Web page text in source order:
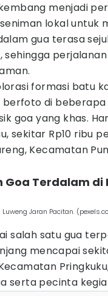
menjadi
lokal untuk
gua terasa
formasi batu
di beberapa
goa yang khas.
sekitar Rp10 ribu
Kecamatan
Goa Terdalam di
Jaran Pacitan.
salah satu gua
mencapai
serta pecinta